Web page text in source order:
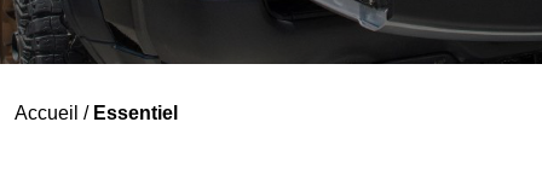
Accueil / Essentiel